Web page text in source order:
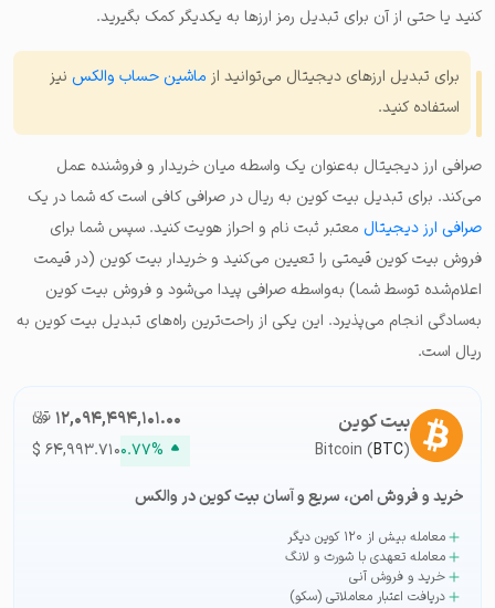
کنید یا حتی از آن برای تبدیل رمز ارزها به یکدیگر کمک بگیرید.
برای تبدیل ارزهای دیجیتال می‌توانید از ماشین حساب والکس نیز
استفاده کنید.
صرافی‌ ارز دیجیتال به‌عنوان یک واسطه میان خریدار و فروشنده عمل
می‌کند. برای تبدیل بیت کوین به ریال در صرافی کافی است که شما در یک
صرافی ارز دیجیتال معتبر ثبت نام و احراز هویت کنید. سپس شما برای
فروش بیت کوین قیمتی را تعیین می‌کنید و خریدار بیت کوین (در قیمت
اعلام‌شده توسط شما) به‌واسطه صرافی پیدا می‌شود و فروش بیت کوین
به‌سادگی انجام می‌پذیرد. این یکی از راحت‌ترین راه‌های تبدیل بیت کوین به
ریال است.
بیت کوین
Bitcoin (BTC)
۱۲,۰۹۴,۴۹۴,۱۰۱.۰۰تومان-ء
$ ۶۴,۹۹۳.۷۱۰۰.۷۷%
خرید و فروش امن، سریع و آسان بیت کوین در والکس
معامله بیش از ۱۲۰ کوین دیگر
معامله تعهدی با شورت و لانگ
خرید و فروش آنی
دریافت اعتبار معاملاتی (سکو)